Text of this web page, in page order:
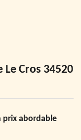
Cros 34520
prix abordable